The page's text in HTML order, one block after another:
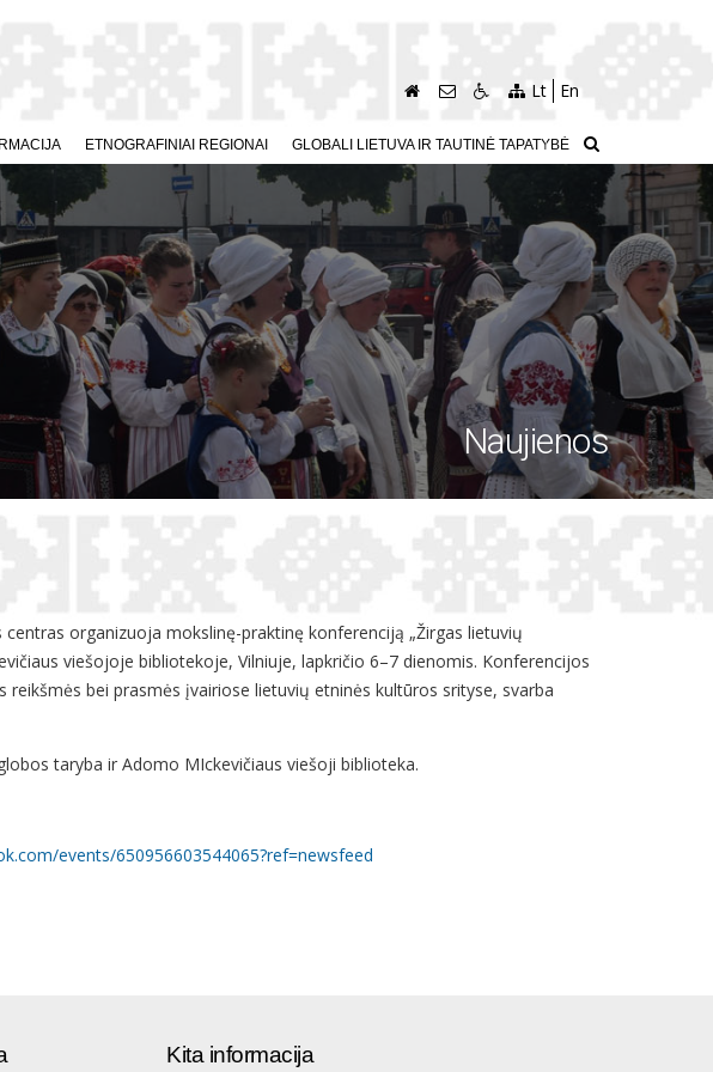
Lt En
ETNOGRAFINIAI REGIONAI GLOBALI LIETUVA IR TAUTINĖ TAPATYBĖ
Naujienos
organizuoja mokslinę-praktinę konferenciją „Žirgas lietuvių
viešojoje bibliotekoje, Vilniuje, lapkričio 6–7 dienomis. Konferencijos
bei prasmės įvairiose lietuvių etninės kultūros srityse, svarba
taryba ir Adomo MIckevičiaus viešoji biblioteka.
events/650956603544065?ref=newsfeed
Kita informacija